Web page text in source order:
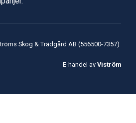
Skog & Trädgård AB (556500-7357)
E-handel av Viström